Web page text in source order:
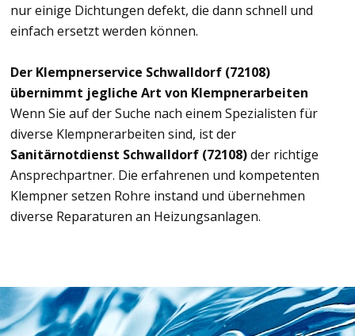
nur einige Dichtungen defekt, die dann schnell und
einfach ersetzt werden können.
Der Klempnerservice Schwalldorf (72108)
übernimmt jegliche Art von Klempnerarbeiten
Wenn Sie auf der Suche nach einem Spezialisten für
diverse Klempnerarbeiten sind, ist der
Sanitärnotdienst Schwalldorf (72108)der richtige
Ansprechpartner. Die erfahrenen und kompetenten
Klempner setzen Rohre instand und übernehmen
diverse Reparaturen an Heizungsanlagen.